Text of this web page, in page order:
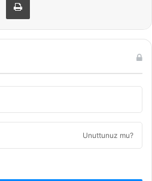
Unuttunuz mu?